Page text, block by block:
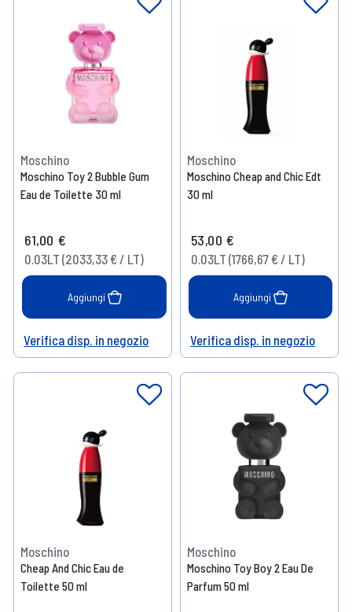
Moschino
Moschino Toy 2 Bubble Gum
Eau de Toilette 30 ml
61,00 €
0.03LT (2033,33 € / LT)
Aggiungi
Help
Verifica disp. in negozio
Moschino
Moschino Cheap and Chic Edt
30 ml
53,00 €
0.03LT (1766,67 € / LT)
Aggiungi
Help
Verifica disp. in negozio
Moschino
Cheap And Chic Eau de
Toilette 50 ml
Moschino
Moschino Toy Boy 2 Eau De
Parfum 50 ml